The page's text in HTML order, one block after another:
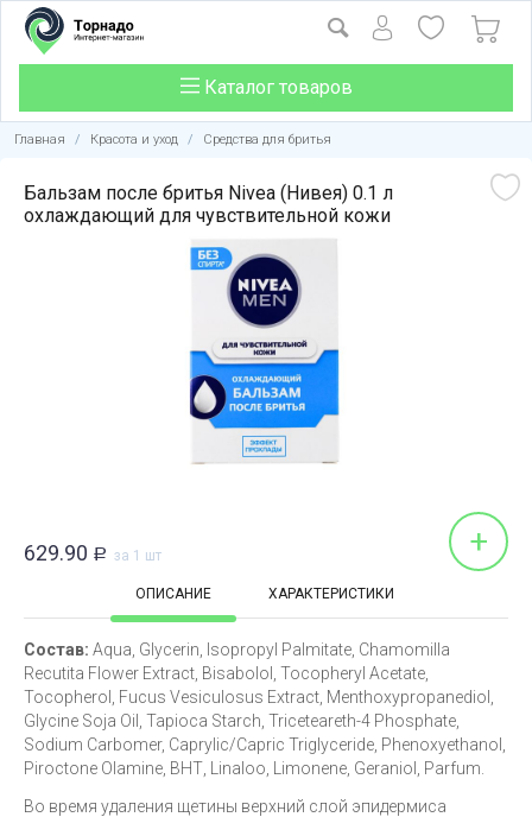
Каталог товаров
Главная / Красота и уход / Средства для бритья
Бальзам после бритья Nivea (Нивея) 0.1 л
охлаждающий для чувствительной кожи
629.90 Р за 1 шт +
ОПИСАНИЕ ХАРАКТЕРИСТИКИ
Состав: Aqua, Glycerin, Isopropyl Palmitate, Chamomilla
Recutita Flower Extract, Bisabolol, Tocopheryl Acetate,
Tocopherol, Fucus Vesiculosus Extract, Menthoxypropanediol,
Glycine Soja Oil, Tapioca Starch, Triceteareth-4 Phosphate,
Sodium Carbomer, Caprylic/Capric Triglyceride, Phenoxyethanol,
Piroctone Olamine, ВНТ, Linaloo, Limonene, Geraniol, Parfum.
Во время удаления щетины верхний слой эпидермиса